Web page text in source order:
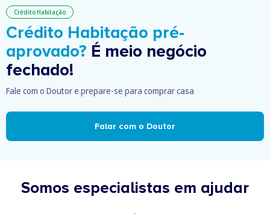
Crédito Habitação
Crédito Habitação pré-
aprovado? É meio negócio
fechado!
Fale com o Doutor e prepare-se para comprar casa
Falar com o Doutor
Somos especialistas em ajudar